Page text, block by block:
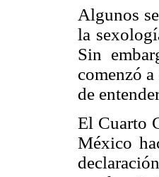
Algunos
la
Sin
comenzó
de
El Cuarto
México